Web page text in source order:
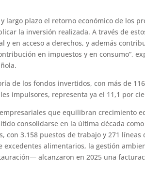
largo plazo el retorno económico de los
la inversión realizada. A través de
y en acceso a derechos, y además
en impuestos y en consumo”,
de los fondos invertidos, con más de
impulsores, representa ya el 11,1 por
que equilibran crecimiento
consolidarse en la última década
3.158 puestos de trabajo y 271 líneas
alimentarios, la gestión
alcanzaron en 2025 una